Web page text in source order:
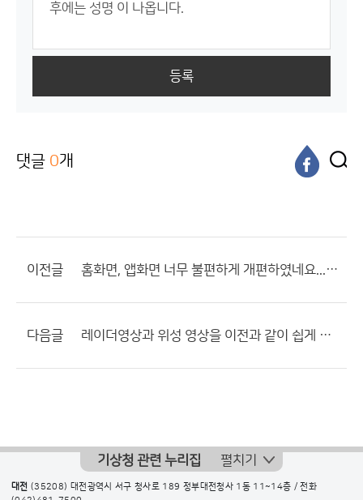
등록
댓글 0개
이전글 홈화면, 앱화면 너무 불편하게 개편하였네요...그리고 개편 책임자 관등성명 공개해주십시오.
다음글 레이더영상과 위성 영상을 이전과 같이 쉽게 볼수 있게 해주세요 ?
기상청 관련 누리집 펼치기
대전 (35208) 대전광역시 서구 청사로 189 정부대전청사 1동 11~14층 / 전화